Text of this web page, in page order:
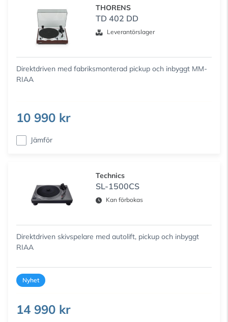
THORENS
TD 402 DD
Leverantörslager
Direktdriven med fabriksmonterad pickup och inbyggt MM-
RIAA
10 990 kr
Jämför
Technics
SL-1500CS
Kan förbokas
Direktdriven skivspelare med autolift, pickup och inbyggt
RIAA
Nyhet
14 990 kr